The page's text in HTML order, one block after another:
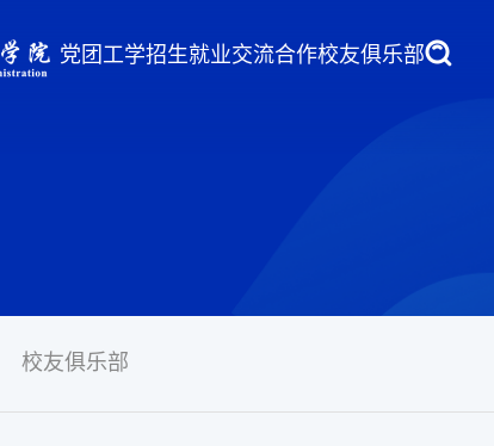
党团工学招生就业交流合作校友俱乐部
校友俱乐部